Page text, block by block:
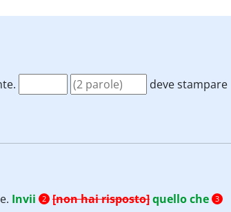
deve stampare
Invii 2 [non hai risposto]quello che 3